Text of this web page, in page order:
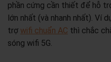
phần cứng cần thiết để hỗ
lớn nhất (và nhanh nhất). Ví
trợ wifi chuẩn AC thì chắc
sóng wifi 5G.